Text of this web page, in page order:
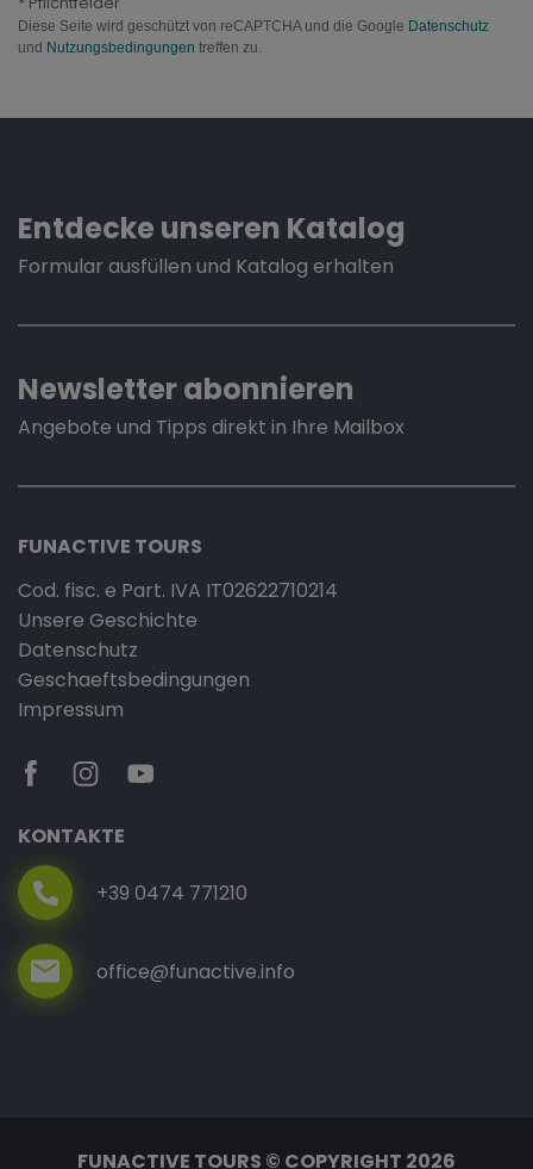
Diese Seite wird geschützt von reCAPTCHA und die Google Datenschutz
und Nutzungsbedingungen treffen zu.
Entdecke unseren Katalog
Formular ausfüllen und Katalog erhalten
Newsletter abonnieren
Angebote und Tipps direkt in Ihre Mailbox
FUNACTIVE TOURS
Cod. fisc. e Part. IVA IT02622710214
Unsere Geschichte
Datenschutz
Geschaeftsbedingungen
Impressum
KONTAKTE
+39 0474 771210
office@funactive.info
FUNACTIVE TOURS © COPYRIGHT 2026